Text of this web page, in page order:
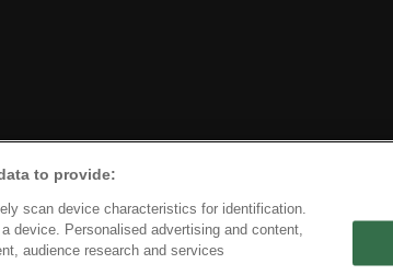
to provide:
scan device characteristics for identification.
device. Personalised advertising and content,
audience research and services